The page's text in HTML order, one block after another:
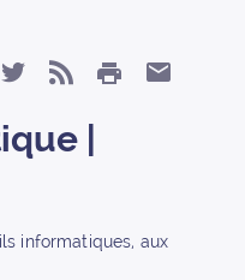
« Atelier
Partager «
S’abonner
IMPRIMER
|
informatiques, aux